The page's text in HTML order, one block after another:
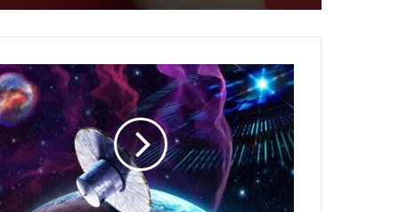
آ
ی
ا
ن
ا
س